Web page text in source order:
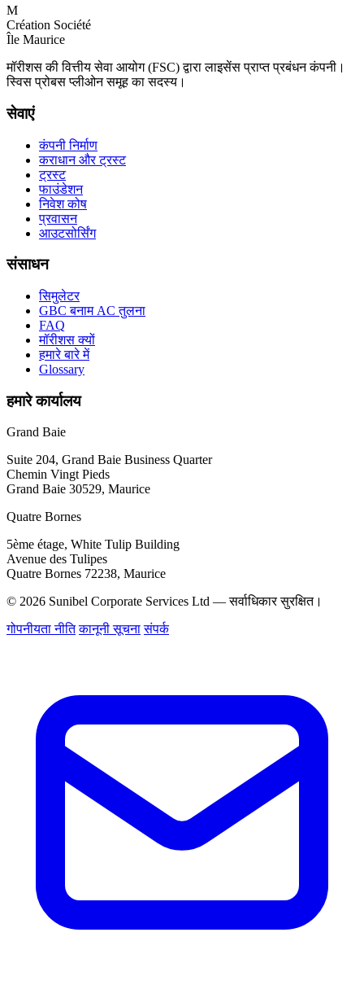
M
Création Société
Île Maurice
मॉरीशस की वित्तीय सेवा आयोग (FSC) द्वारा लाइसेंस प्राप्त प्रबंधन कंपनी।
स्विस प्रोबस प्लीओन समूह का सदस्य।
सेवाएं
कंपनी निर्माण
कराधान और ट्रस्ट
ट्रस्ट
फाउंडेशन
निवेश कोष
प्रवासन
आउटसोर्सिंग
संसाधन
सिमुलेटर
GBC बनाम AC तुलना
FAQ
मॉरीशस क्यों
हमारे बारे में
Glossary
हमारे कार्यालय
Grand Baie
Suite 204, Grand Baie Business Quarter
Chemin Vingt Pieds
Grand Baie 30529, Maurice
Quatre Bornes
5ème étage, White Tulip Building
Avenue des Tulipes
Quatre Bornes 72238, Maurice
© 2026 Sunibel Corporate Services Ltd — सर्वाधिकार सुरक्षित।
गोपनीयता नीति कानूनी सूचना संपर्क